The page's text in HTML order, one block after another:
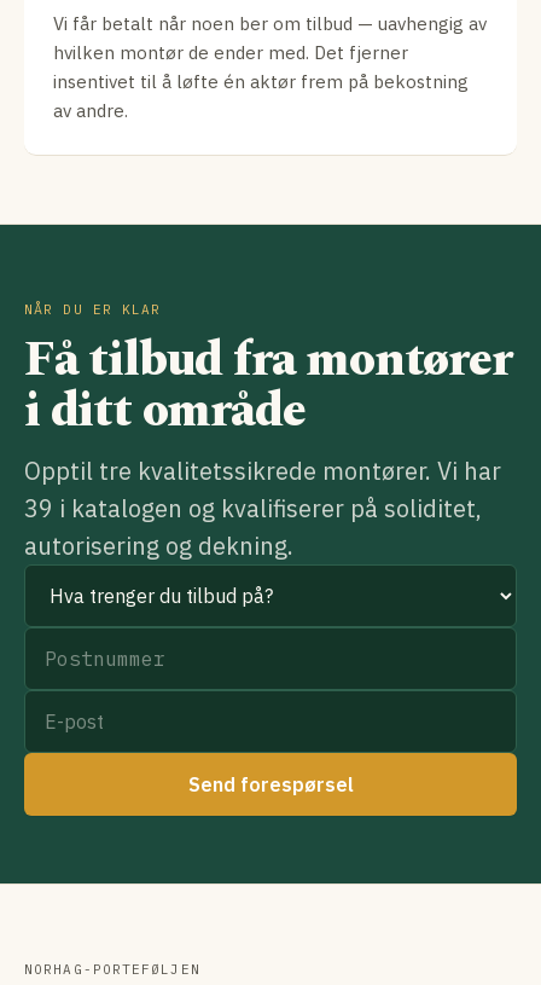
Vi får betalt når noen ber om tilbud — uavhengig av
hvilken montør de ender med. Det fjerner
insentivet til å løfte én aktør frem på bekostning
av andre.
NÅR DU ER KLAR
Få tilbud fra montører
i ditt område
Opptil tre kvalitetssikrede montører. Vi har
39 i katalogen og kvalifiserer på soliditet,
autorisering og dekning.
Send forespørsel
NORHAG-PORTEFØLJEN